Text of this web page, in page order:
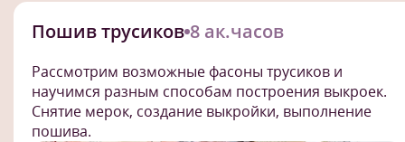
Пошив трусиков 8 ак.часов
Рассмотрим возможные фасоны трусиков и
научимся разным способам построения выкроек.
Снятие мерок, создание выкройки, выполнение
пошива.